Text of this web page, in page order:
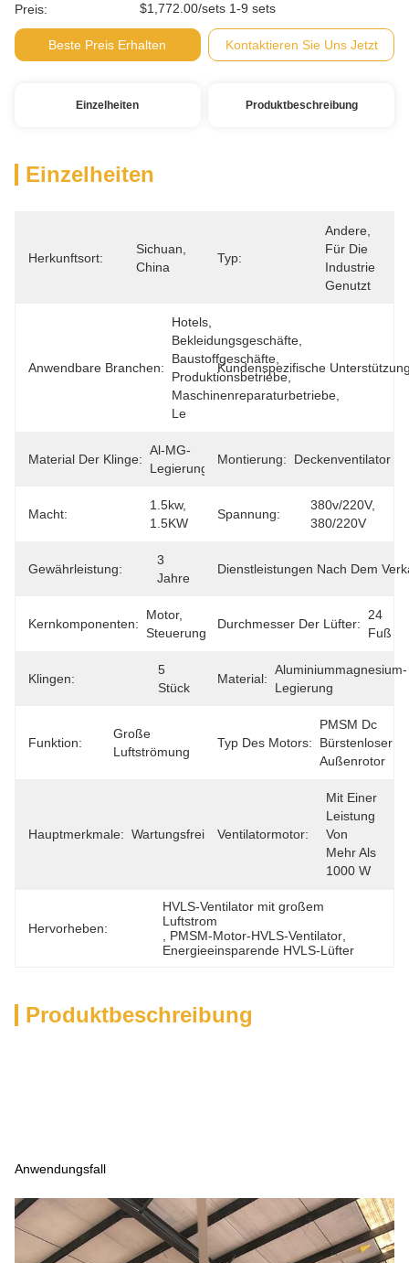
Preis: $1,772.00/sets 1-9 sets
Beste Preis Erhalten Kontaktieren Sie Uns Jetzt
Einzelheiten Produktbeschreibung
Einzelheiten
Herkunftsort:
Sichuan,
China
Typ:
Andere,
Für Die
Industrie
Genutzt
Anwendbare Branchen:
Hotels,
Bekleidungsgeschäfte,
Baustoffgeschäfte,
Produktionsbetriebe,
Maschinenreparaturbetriebe,
Le
Kundenspezifische
Material Der Klinge:
Al-MG-
Legierung
Montierung: Deckenventilator
Macht:
1.5kw,
1.5KW
Spannung:
380v/220V,
380/220V
Gewährleistung:
3
Jahre
Dienstleistungen Nach Dem
Kernkomponenten:
Motor,
Steuerung
Durchmesser Der Lüfter:
24
Fuß
Klingen:
5
Stück
Material:
Aluminiummagnesium-
Legierung
Funktion:
Große
Luftströmung
Typ Des Motors:
PMSM Dc
Bürstenloser
Außenrotor
Hauptmerkmale: Wartungsfrei Ventilatormotor:
Mit Einer
Leistung
Von
Mehr Als
1000 W
Hervorheben:
HVLS-Ventilator mit großem
Luftstrom
PMSM-Motor-HVLS-Ventilator
Energieeinsparende HVLS-Lüfter
Produktbeschreibung
Anwendungsfall